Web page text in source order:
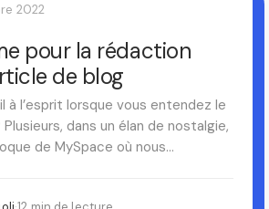
2022
pour la rédaction
de blog
à l’esprit lorsque vous entendez le
dans un élan de nostalgie,
de MySpace où nous…